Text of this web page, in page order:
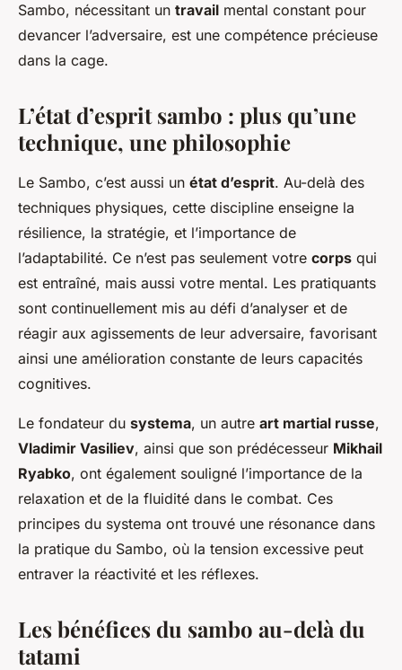
Sambo, nécessitant un travail mental constant pour
devancer l’adversaire, est une compétence précieuse
dans la cage.
L’état d’esprit sambo : plus qu’une
technique, une philosophie
Le Sambo, c’est aussi un état d’esprit. Au-delà des
techniques physiques, cette discipline enseigne la
résilience, la stratégie, et l’importance de
l’adaptabilité. Ce n’est pas seulement votre corps qui
est entraîné, mais aussi votre mental. Les pratiquants
sont continuellement mis au défi d’analyser et de
réagir aux agissements de leur adversaire, favorisant
ainsi une amélioration constante de leurs capacités
cognitives.
Le fondateur du systema, un autre art martial russe,
Vladimir Vasiliev, ainsi que son prédécesseur Mikhail
Ryabko, ont également souligné l’importance de la
relaxation et de la fluidité dans le combat. Ces
principes du systema ont trouvé une résonance dans
la pratique du Sambo, où la tension excessive peut
entraver la réactivité et les réflexes.
Les bénéfices du sambo au-delà du
tatami